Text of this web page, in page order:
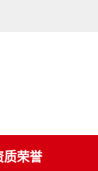
质荣誉